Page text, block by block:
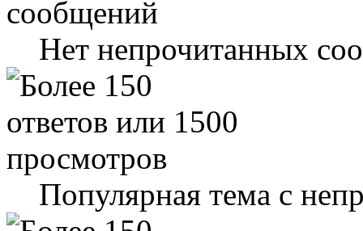
Нет непрочитанных
Популярная тема с